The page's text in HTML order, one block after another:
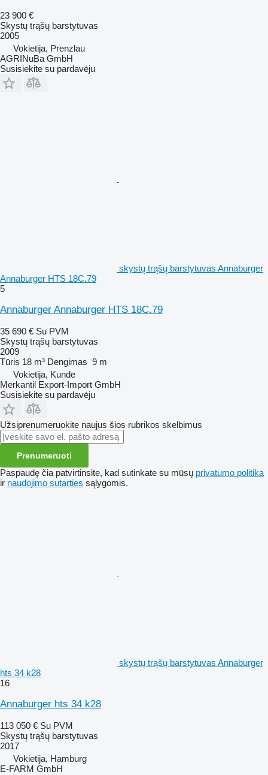
23 900 €
Skystų trąšų barstytuvas
2005
Vokietija, Prenzlau
AGRINuBa GmbH
Susisiekite su pardavėju
skystų trąšų barstytuvas Annaburger
Annaburger HTS 18C.79
5
Annaburger Annaburger HTS 18C.79
35 690 € Su PVM
Skystų trąšų barstytuvas
2009
Tūris 18 m³ Dengimas 9 m
Vokietija, Kunde
Merkantil Export-Import GmbH
Susisiekite su pardavėju
Užsiprenumeruokite naujus šios rubrikos skelbimus
Prenumeruoti
Paspaudę čia patvirtinsite, kad sutinkate su mūsų privatumo politika
ir naudojimo sutarties sąlygomis.
skystų trąšų barstytuvas Annaburger
hts 34 k28
16
Annaburger hts 34 k28
113 050 € Su PVM
Skystų trąšų barstytuvas
2017
Vokietija, Hamburg
E-FARM GmbH